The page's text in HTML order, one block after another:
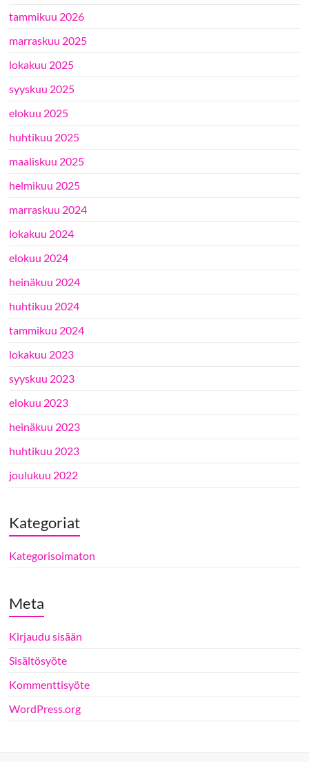
tammikuu 2026
marraskuu 2025
lokakuu 2025
syyskuu 2025
elokuu 2025
huhtikuu 2025
maaliskuu 2025
helmikuu 2025
marraskuu 2024
lokakuu 2024
elokuu 2024
heinäkuu 2024
huhtikuu 2024
tammikuu 2024
lokakuu 2023
syyskuu 2023
elokuu 2023
heinäkuu 2023
huhtikuu 2023
joulukuu 2022
Kategoriat
Kategorisoimaton
Meta
Kirjaudu sisään
Sisältösyöte
Kommenttisyöte
WordPress.org